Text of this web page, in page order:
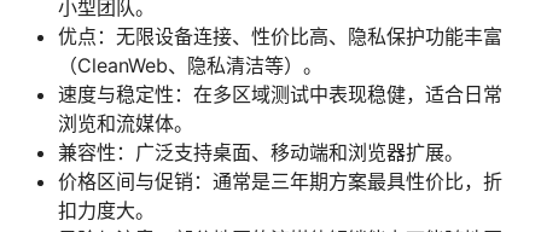
小型团队。
优点：无限设备连接、性价比高、隐私保护功能丰富
（CleanWeb、隐私清洁等）。
速度与稳定性：在多区域测试中表现稳健，适合日常
浏览和流媒体。
兼容性：广泛支持桌面、移动端和浏览器扩展。
价格区间与促销：通常是三年期方案最具性价比，折
扣力度大。